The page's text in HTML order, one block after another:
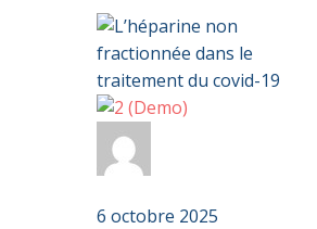
L’héparine
non
dans
6 octobre 2025